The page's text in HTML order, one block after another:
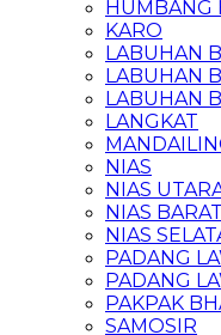
HUMBANG
KARO
LABUHAN
LABUHAN
LABUHAN
LANGKAT
NIAS
NIAS
NIAS BARAT
NIAS
PADANG
PADANG
PAKPAK
SAMOSIR